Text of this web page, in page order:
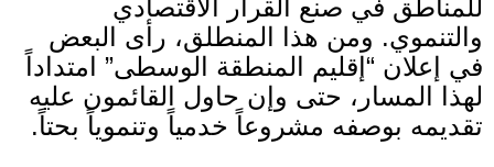
للمناطق في صنع القرار الاقتصادي
والتنموي. ومن هذا المنطلق، رأى البعض
في إعلان “ إقليم المنطقة الوسطى”
امتداداً
لهذا المسار، حتى وإن حاول القائمون عليه
تقديمه بوصفه مشروعاً خدمياً وتنموياً بحتاً.